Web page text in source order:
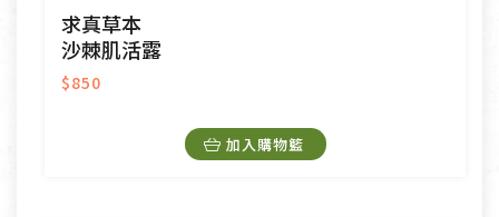
求真草本
沙棘肌活露
$850
加入購物籃